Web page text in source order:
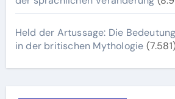
Held der Artussage: Die
in der britischen Mythologie